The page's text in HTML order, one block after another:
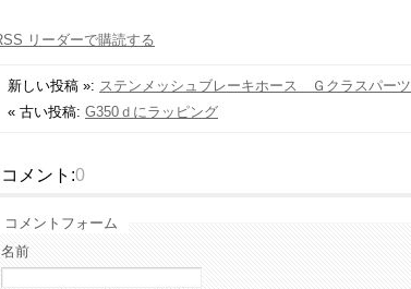
新しい投稿 »: ステンメッシュブレーキホース Ｇクラスパーツ
« 古い投稿: G350ｄにラッピング
コメント:0
コメントフォーム
名前